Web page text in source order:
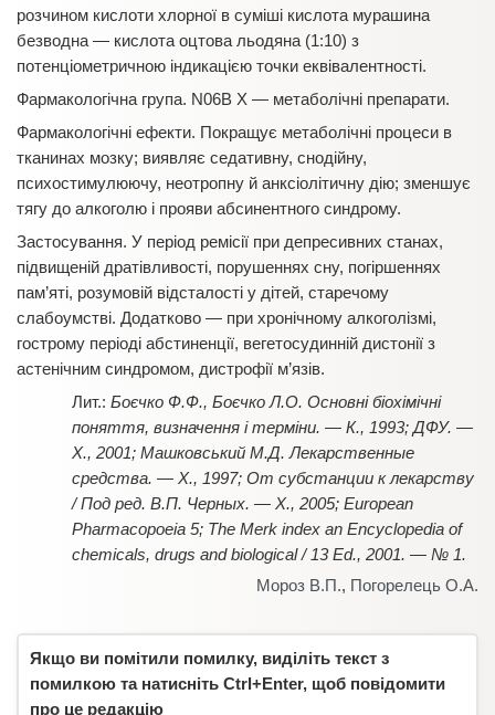
розчином кислоти хлорної в суміші кислота мурашина
безводна — кислота оцтова льодяна (1:10) з
потенціометричною індикацією точки еквівалентності.
Фармакологічна група. N06В Х — метаболічні препарати.
Фармакологічні ефекти. Покращує метаболічні процеси в
тканинах мозку; виявляє седативну, снодійну,
психостимулюючу, неотропну й анксіолітичну дію; зменшує
тягу до алкоголю і прояви абсинентного синдрому.
Застосування. У період ремісії при депресивних станах,
підвищеній дратівливості, порушеннях сну, погіршеннях
пам’яті, розумовій відсталості у дітей, старечому
слабоумстві. Додатково — при хронічному алкоголізмі,
гострому періоді абстиненції, вегетосудинній дистонії з
астенічним синдромом, дистрофії м’язів.
Боєчко Ф.Ф., Боєчко Л.О. Основні біохімічні
поняття, визначення і терміни. — К., 1993; ДФУ. —
Х., 2001; Машковський М.Д. Лекарственные
средства. — Х., 1997; От субстанции к лекарству
/ Под ред. В.П. Черных. — Х., 2005; European
Pharmacopoeia 5; The Merk index an Encyclopedia of
chemicals, drugs and biological / 13 Ed., 2001. — № 1.
Мороз В.П., Погорелець О.А.
Якщо ви помітили помилку, виділіть текст з
помилкою та натисніть Ctrl+Enter, щоб повідомити
про це редакцію